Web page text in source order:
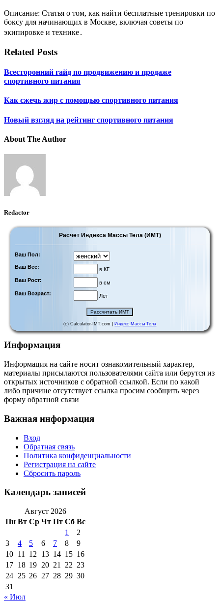
Описание: Статья о том, как найти бесплатные тренировки по
боксу для начинающих в Москве, включая советы по
экипировке и технике․
Related Posts
Всесторонний гайд по продвижению и продаже
спортивного питания
Как сжечь жир с помощью спортивного питания
Новый взгляд на рейтинг спортивного питания
About The Author
Redactor
Расчет Индекса Массы Тела (ИМТ)
Ваш Пол:
Ваш Вес:
в КГ
Ваш Рост:
в см
Ваш Возраст:
Лет
(c) Calculator-IMT.com | Индекс Массы Тела
Информация
Информация на сайте носит ознакомительный характер,
материалы присылаются пользователями сайта или берутся из
открытых источников с обратной ссылкой. Если по какой
либо причине отсутствует ссылка просим сообщить через
форму обратной связи
Важная информация
Вход
Обратная связь
Политика конфиденциальности
Регистрация на сайте
Сбросить пароль
Календарь записей
Август 2026
Пн Вт Ср Чт Пт Сб Вс
1
2
3
4 5 6 7 8
9
10 11 12 13 14 15 16
17 18 19 20 21 22 23
24 25 26 27 28 29 30
31
« Июл